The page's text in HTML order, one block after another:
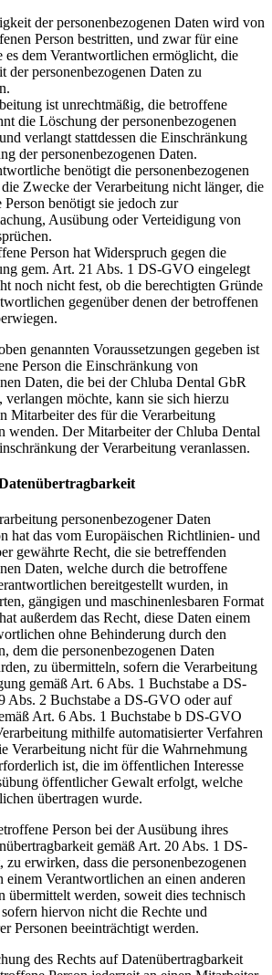
der personenbezogenen Daten wird von
Person bestritten, und zwar für eine
es dem Verantwortlichen ermöglicht, die
der personenbezogenen Daten zu
ist unrechtmäßig, die betroffene
die Löschung der personenbezogenen
verlangt stattdessen die Einschränkung
der personenbezogenen Daten.
benötigt die personenbezogenen
Zwecke der Verarbeitung nicht länger, die
Person benötigt sie jedoch zur
Ausübung oder Verteidigung von
Person hat Widerspruch gegen die
gem. Art. 21 Abs. 1 DS-GVO eingelegt
noch nicht fest, ob die berechtigten Gründe
gegenüber denen der betroffenen
genannten Voraussetzungen gegeben ist
Person die Einschränkung von
Daten, die bei der Chluba Dental GbR
verlangen möchte, kann sie sich hierzu
Mitarbeiter des für die Verarbeitung
wenden. Der Mitarbeiter der Chluba Dental
der Verarbeitung veranlassen.
personenbezogener Daten
hat das vom Europäischen Richtlinien- und
gewährte Recht, die sie betreffenden
Daten, welche durch die betroffene
bereitgestellt wurden, in
gängigen und maschinenlesbaren Format
außerdem das Recht, diese Daten einem
ohne Behinderung durch den
dem die personenbezogenen Daten
zu übermitteln, sofern die Verarbeitung
gemäß Art. 6 Abs. 1 Buchstabe a DS-
Abs. 2 Buchstabe a DS-GVO oder auf
Art. 6 Abs. 1 Buchstabe b DS-GVO
mithilfe automatisierter Verfahren
Verarbeitung nicht für die Wahrnehmung
ist, die im öffentlichen Interesse
öffentlicher Gewalt erfolgt, welche
übertragen wurde.
Person bei der Ausübung ihres
gemäß Art. 20 Abs. 1 DS-
erwirken, dass die personenbezogenen
einem Verantwortlichen an einen anderen
übermittelt werden, soweit dies technisch
hiervon nicht die Rechte und
Personen beeinträchtigt werden.
des Rechts auf Datenübertragbarkeit